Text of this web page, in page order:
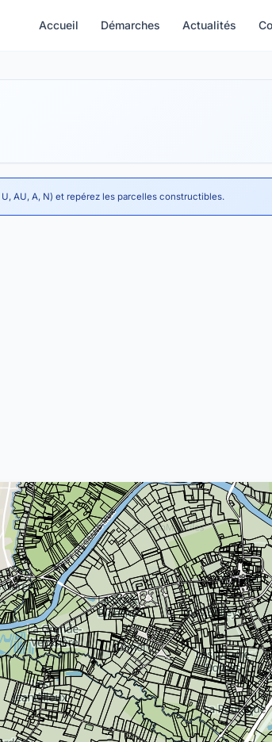
Accueil Démarches Actualités
AU, A, N) et repérez les parcelles constructibles.